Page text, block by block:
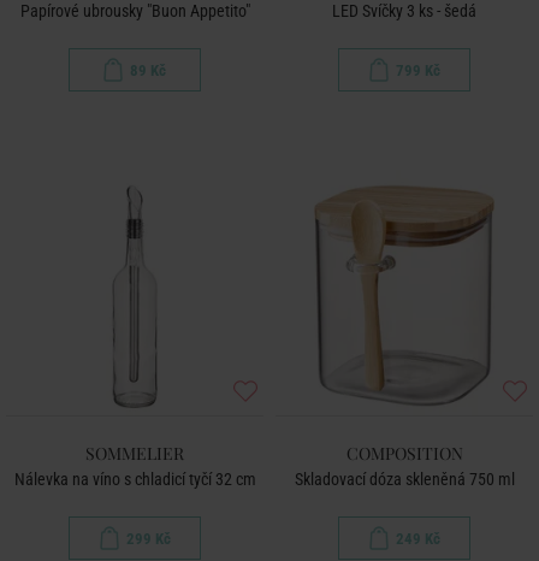
Papírové ubrousky "Buon Appetito"
89 Kč
LED Svíčky 3 ks - šedá
799 Kč
SOMMELIER
Nálevka na víno s chladicí tyčí 32 cm
299 Kč
COMPOSITION
Skladovací dóza skleněná 750 ml
249 Kč